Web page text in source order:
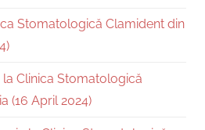
Stomatologică Clamident din
Clinica Stomatologică
(16 April 2024)